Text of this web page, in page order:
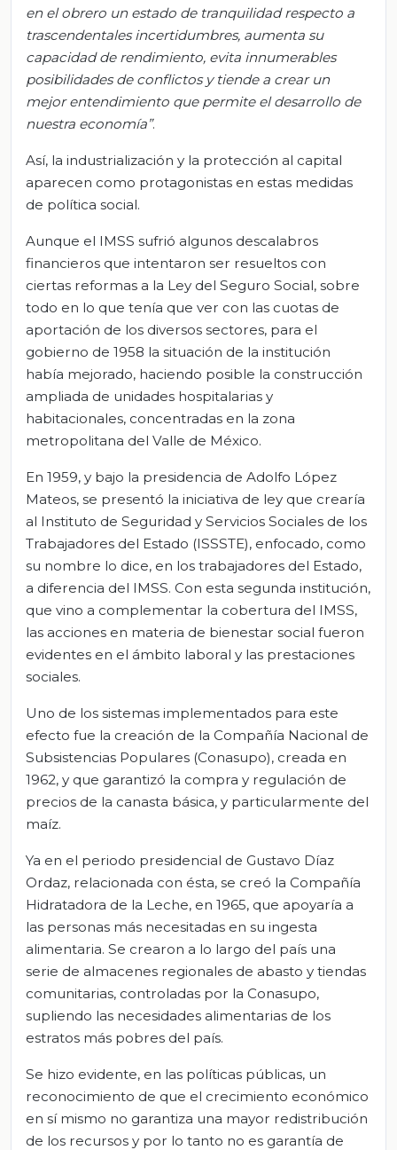
en el obrero un estado de tranquilidad respecto a
trascendentales incertidumbres, aumenta su
capacidad de rendimiento, evita innumerables
posibilidades de conflictos y tiende a crear un
mejor entendimiento que permite el desarrollo de
nuestra economía”.
Así, la industrialización y la protección al capital
aparecen como protagonistas en estas medidas
de política social.
Aunque el IMSS sufrió algunos descalabros
financieros que intentaron ser resueltos con
ciertas reformas a la Ley del Seguro Social, sobre
todo en lo que tenía que ver con las cuotas de
aportación de los diversos sectores, para el
gobierno de 1958 la situación de la institución
había mejorado, haciendo posible la construcción
ampliada de unidades hospitalarias y
habitacionales, concentradas en la zona
metropolitana del Valle de México.
En 1959, y bajo la presidencia de Adolfo López
Mateos, se presentó la iniciativa de ley que crearía
al Instituto de Seguridad y Servicios Sociales de los
Trabajadores del Estado (ISSSTE), enfocado, como
su nombre lo dice, en los trabajadores del Estado,
a diferencia del IMSS. Con esta segunda institución,
que vino a complementar la cobertura del IMSS,
las acciones en materia de bienestar social fueron
evidentes en el ámbito laboral y las prestaciones
sociales.
Uno de los sistemas implementados para este
efecto fue la creación de la Compañía Nacional de
Subsistencias Populares (Conasupo), creada en
1962, y que garantizó la compra y regulación de
precios de la canasta básica, y particularmente del
maíz.
Ya en el periodo presidencial de Gustavo Díaz
Ordaz, relacionada con ésta, se creó la Compañía
Hidratadora de la Leche, en 1965, que apoyaría a
las personas más necesitadas en su ingesta
alimentaria. Se crearon a lo largo del país una
serie de almacenes regionales de abasto y tiendas
comunitarias, controladas por la Conasupo,
supliendo las necesidades alimentarias de los
estratos más pobres del país.
Se hizo evidente, en las políticas públicas, un
reconocimiento de que el crecimiento económico
en sí mismo no garantiza una mayor redistribución
de los recursos y por lo tanto no es garantía de